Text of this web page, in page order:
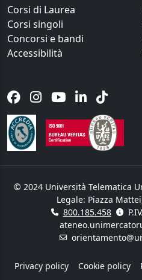
Corsi di Laurea
Corsi singoli
Concorsi e bandi
Accessibilità
© 2024 Università Telematica
Legale: Piazza
800.185.458
Privacy policy Cookie policy